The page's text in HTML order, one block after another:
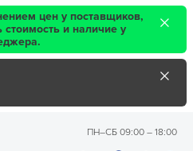
×
цен у поставщиков,
стоимость и наличие у
×
ПН–CБ 09:00 – 18:00